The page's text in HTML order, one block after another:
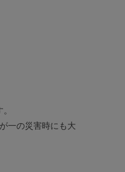
一の災害時にも大